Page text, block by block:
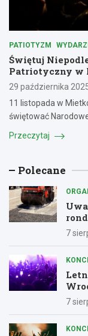
PATIOTYZM
Świętuj
Patriotyczny w
29 października
11 listopada w
świętować
Przeczytaj
Polecane
7
7